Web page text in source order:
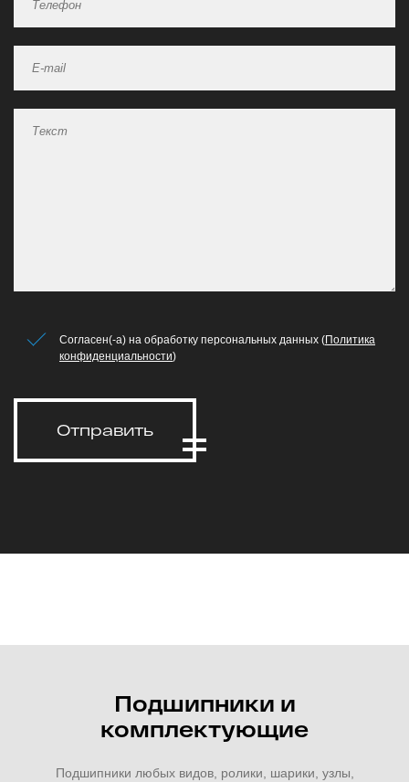
Согласен(-а) на обработку персональных данных (Политика
конфиденциальности)
Отправить
Подшипники и
комплектующие
Подшипники любых видов, ролики, шарики, узлы,